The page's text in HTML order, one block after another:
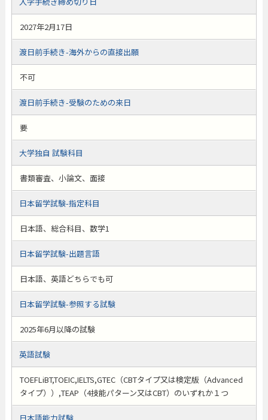
2027年2月17日
渡日前手続き-海外からの直接出願
不可
渡日前手続き-受験のための来日
要
大学独自 試験科目
書類審査、小論文、面接
日本留学試験-指定科目
日本語、総合科目、数学1
日本留学試験-出題言語
日本語、英語どちらでも可
日本留学試験-参照する試験
2025年6月以降の試験
英語試験
TOEFLiBT,TOEIC,IELTS,GTEC（CBTタイプ又は検定版（Advanced
タイプ））,TEAP（4技能パターン又はCBT）のいずれか１つ